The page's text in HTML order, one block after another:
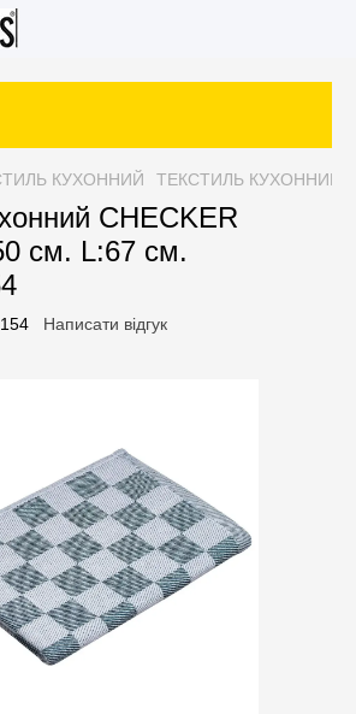
КУХОННИЙ ТЕКСТИЛЬ КУХОННИЙ
CHECKER
см. L:67 см.
Написати відгук